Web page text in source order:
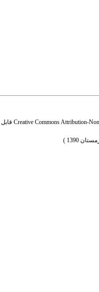
Creative Commons Attribution-